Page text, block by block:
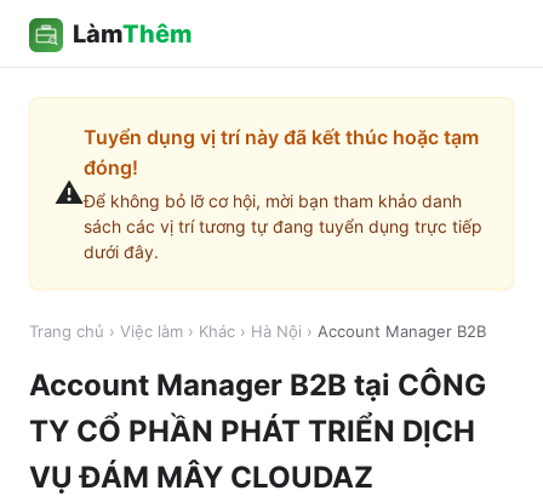
LàmThêm
⚠️
Tuyển dụng vị trí này đã kết thúc hoặc tạm
đóng!
Để không bỏ lỡ cơ hội, mời bạn tham khảo danh
sách các vị trí tương tự đang tuyển dụng trực tiếp
dưới đây.
Trang chủ › Việc làm › Khác › Hà Nội › Account Manager B2B
Account Manager B2B tại CÔNG
TY CỔ PHẦN PHÁT TRIỂN DỊCH
VỤ ĐÁM MÂY CLOUDAZ